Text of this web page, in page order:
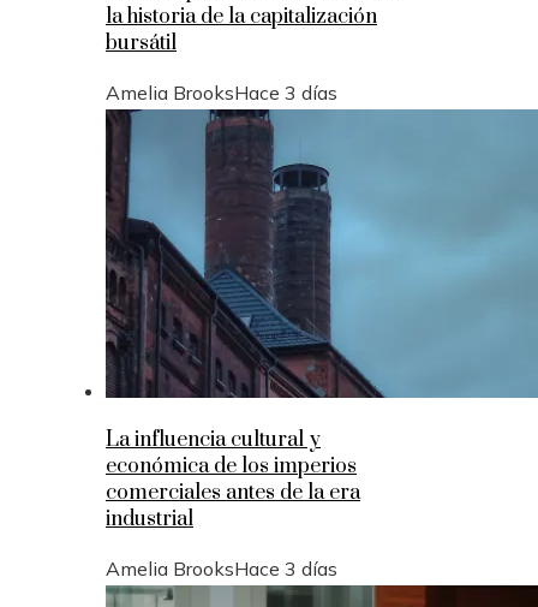
la historia de la capitalización
bursátil
Amelia BrooksHace 3 días
La influencia cultural y
económica de los imperios
comerciales antes de la era
industrial
Amelia BrooksHace 3 días